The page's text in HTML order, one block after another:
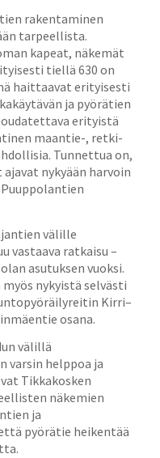
rakentaminen
tarpeellista.
kapeat, näkemät
tiellä 630 on
haittaavat erityisesti
ja pyörätien
erityistä
maantie-, retki-
Tunnettua on,
nykyään harvoin
välille
vastaava ratkaisu –
asutuksen vuoksi.
nykyistä selvästi
Kirri–
osana.
välillä
varsin helppoa ja
Tikkakosken
näkemien
ja
pyörätie heikentää